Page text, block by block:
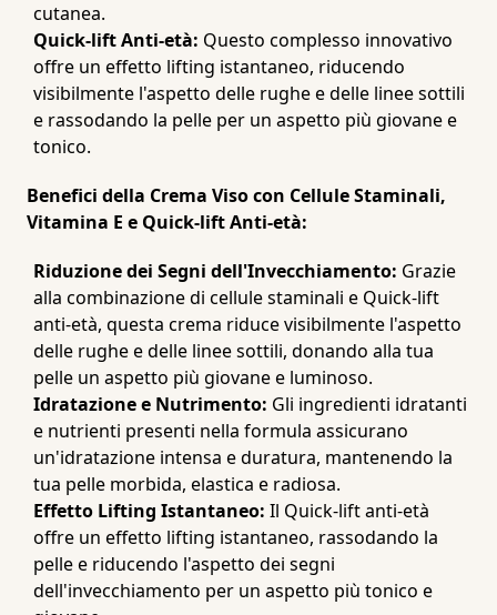
cutanea.
Quick-lift Anti-età: Questo complesso innovativo
offre un effetto lifting istantaneo, riducendo
visibilmente l'aspetto delle rughe e delle linee sottili
e rassodando la pelle per un aspetto più giovane e
tonico.
Benefici della Crema Viso con Cellule Staminali,
Vitamina E e Quick-lift Anti-età:
Riduzione dei Segni dell'Invecchiamento: Grazie
alla combinazione di cellule staminali e Quick-lift
anti-età, questa crema riduce visibilmente l'aspetto
delle rughe e delle linee sottili, donando alla tua
pelle un aspetto più giovane e luminoso.
Idratazione e Nutrimento: Gli ingredienti idratanti
e nutrienti presenti nella formula assicurano
un'idratazione intensa e duratura, mantenendo la
tua pelle morbida, elastica e radiosa.
Effetto Lifting Istantaneo: Il Quick-lift anti-età
offre un effetto lifting istantaneo, rassodando la
pelle e riducendo l'aspetto dei segni
dell'invecchiamento per un aspetto più tonico e